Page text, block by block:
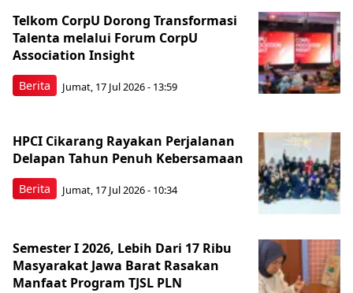
Berita
Telkom CorpU Dorong Transformasi
Talenta melalui Forum CorpU
Association Insight
Jumat, 17 Jul 2026 - 13:59
Berita
HPCI Cikarang Rayakan Perjalanan
Delapan Tahun Penuh Kebersamaan
Jumat, 17 Jul 2026 - 10:34
Semester I 2026, Lebih Dari 17 Ribu
Masyarakat Jawa Barat Rasakan
Manfaat Program TJSL PLN